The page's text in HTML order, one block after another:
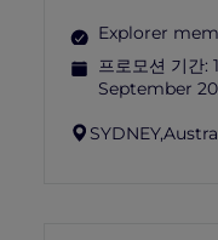
Explorer
프로모션 기간:
September
SYDNEY,